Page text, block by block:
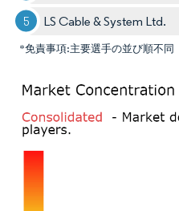
LS Cable & System Ltd.
*免責事項:主要選手の並び順不同